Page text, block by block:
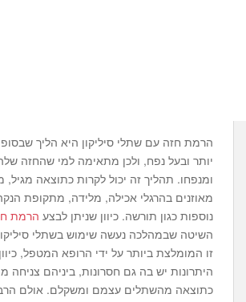
הרמת חזה עם שתלי סיליקון היא הליך
יותר ובעל נפח, ולכן מתאימה למי שהחזה
ומנפחו. תהליך זה יכול לקרות כתוצאה מגיל,
מאוזנים בהרגלי אכילה, מלידה, מתקופת
נוספות כגון תורשה. כיוון שניתן לבצע הרמת
השיטה שבמהלכה נעשה שימוש בשתלי
זו המומלצת ביותר על ידי הרופא המטפל,
היתרונות יש בה גם חסרונות, ביניהם צניחה
כתוצאה מהשתלים עצמם ומשקלם. אולם